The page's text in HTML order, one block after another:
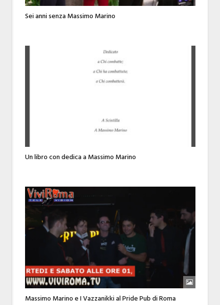
Sei anni senza Massimo Marino
Un libro con dedica a Massimo Marino
Massimo Marino e I Vazzanikki al Pride Pub di Roma